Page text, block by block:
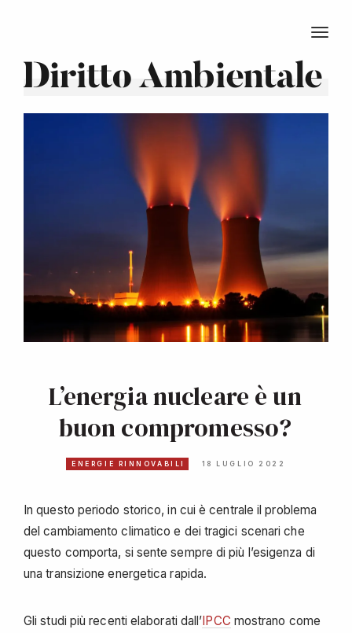
Diritto Ambientale
L’energia nucleare è un
buon compromesso?
ENERGIE RINNOVABILI 18 LUGLIO 2022
In questo periodo storico, in cui è centrale il problema
del cambiamento climatico e dei tragici scenari che
questo comporta, si sente sempre di più l’esigenza di
una transizione energetica rapida.
Gli studi più recenti elaborati dall’ IPCC mostrano come